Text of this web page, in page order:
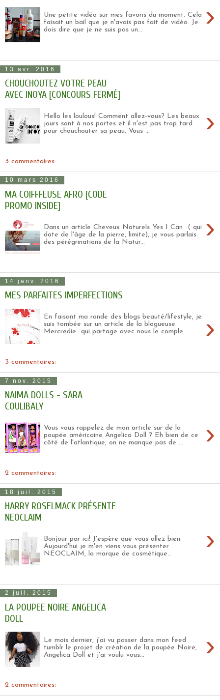
›
Une petite vidéo sur mes favoris du moment. Cela
faisait un bail que je n'avais pas fait de vidéo. Je
dois dire que je ne suis pas un...
13 avr. 2016
CHOUCHOUTEZ VOTRE PEAU
AVEC INOYA [CONCOURS FERMÉ]
›
Hello les loulous! Comment allez-vous? Les beaux
jours sont à nos portes et il n'est pas trop tard
pour chouchouter sa peau. Vous ...
3 commentaires:
10 mars 2016
MA COIFFFEUSE AFRO [CODE
PROMO INSIDE]
›
Dans un article Cheveux Naturels Yes I Can ( qui
date de l'âge de la pierre, limite), je vous parlais
des pérégrinations de la Natur...
14 janv. 2016
MES PARFAITES IMPERFECTIONS
›
En faisant ma ronde des blogs beauté/lifestyle, je
suis tombée sur un article de la blogueuse
Mercredie qui partage avec nous le comple...
3 commentaires:
7 nov. 2015
NAIMA DOLLS - SARA
COULIBALY
›
Vous vous rappelez de mon article sur de la
poupée américaine Angelica Doll ? Eh bien de ce
côté de l'atlantique, on ne manque pas de ...
2 commentaires:
18 juil. 2015
HARRY ROSELMACK PRÉSENTE
NEOCLAIM
›
Bonjour par ici! J'espère que vous allez bien.
Aujourd'hui je m'en viens vous présenter
NEOCLAIM, la marque de cosmétique...
2 juil. 2015
LA POUPEE NOIRE ANGELICA
DOLL
›
Le mois dernier, j'ai vu passer dans mon feed
tumblr le projet de création de la poupée Noire,
Angelica Doll et j'ai voulu vous...
2 commentaires: